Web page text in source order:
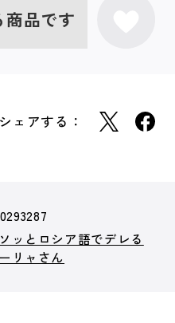
品です
シェアする：
ッとロシア語でデレる
リャさん